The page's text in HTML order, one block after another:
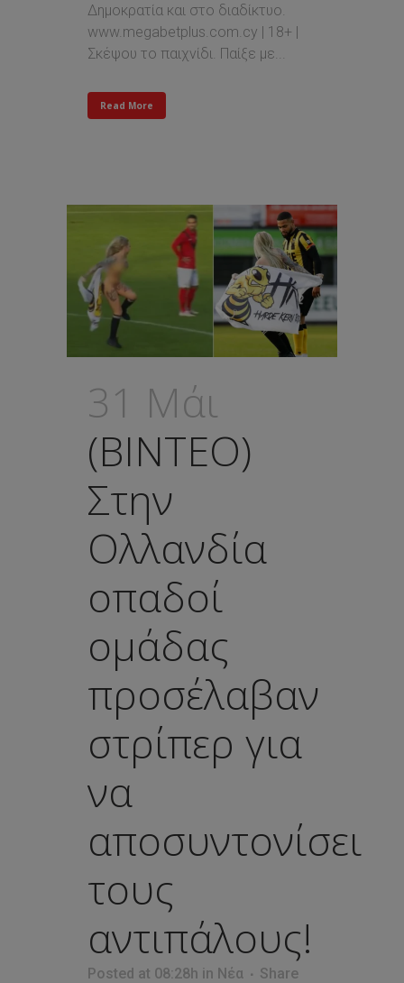
Δημοκρατία και στο διαδίκτυο.
www.megabetplus.com.cy | 18+ |
Σκέψου το παιχνίδι. Παίξε με...
Read More
31 Μάι
(ΒΙΝΤΕΟ)
Στην
Ολλανδία
οπαδοί
ομάδας
προσέλαβαν
στρίπερ για
να
αποσυντονίσει
τους
αντιπάλους!
Posted at 08:28h in Νέα Share